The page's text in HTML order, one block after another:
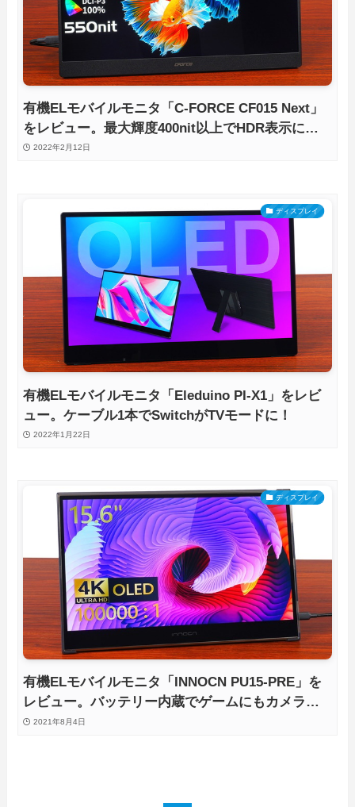
有機ELモバイルモニタ「C-FORCE CF015 Next」
をレビュー。最大輝度400nit以上でHDR表示にも
対応！
2022年2月12日
ディスプレイ
有機ELモバイルモニタ「Eleduino PI-X1」をレビ
ュー。ケーブル1本でSwitchがTVモードに！
2022年1月22日
ディスプレイ
有機ELモバイルモニタ「INNOCN PU15-PRE」を
レビュー。バッテリー内蔵でゲームにもカメラに
も最適なモバイルモニタを徹底検証
2021年8月4日